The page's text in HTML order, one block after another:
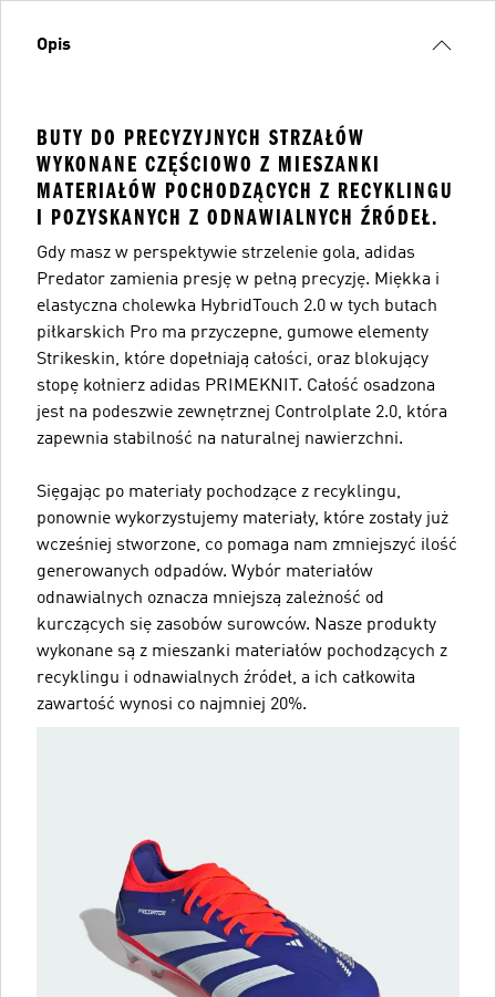
Opis
BUTY DO PRECYZYJNYCH STRZAŁÓW
WYKONANE CZĘŚCIOWO Z MIESZANKI
MATERIAŁÓW POCHODZĄCYCH Z RECYKLINGU
I POZYSKANYCH Z ODNAWIALNYCH ŹRÓDEŁ.
Gdy masz w perspektywie strzelenie gola, adidas
Predator zamienia presję w pełną precyzję. Miękka i
elastyczna cholewka HybridTouch 2.0 w tych butach
piłkarskich Pro ma przyczepne, gumowe elementy
Strikeskin, które dopełniają całości, oraz blokujący
stopę kołnierz adidas PRIMEKNIT. Całość osadzona
jest na podeszwie zewnętrznej Controlplate 2.0, która
zapewnia stabilność na naturalnej nawierzchni.
Sięgając po materiały pochodzące z recyklingu,
ponownie wykorzystujemy materiały, które zostały już
wcześniej stworzone, co pomaga nam zmniejszyć ilość
generowanych odpadów. Wybór materiałów
odnawialnych oznacza mniejszą zależność od
kurczących się zasobów surowców. Nasze produkty
wykonane są z mieszanki materiałów pochodzących z
recyklingu i odnawialnych źródeł, a ich całkowita
zawartość wynosi co najmniej 20%.